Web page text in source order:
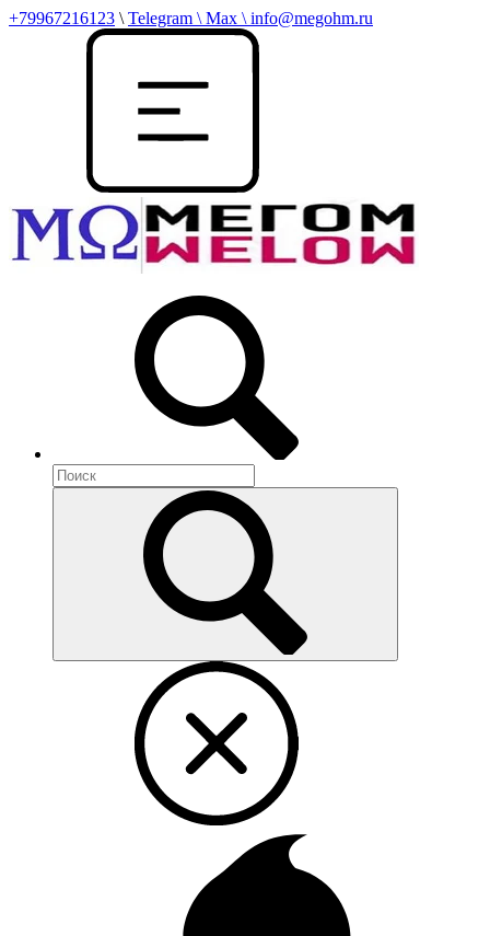
+79967216123 \ Telegram \ Max \ info@megohm.ru